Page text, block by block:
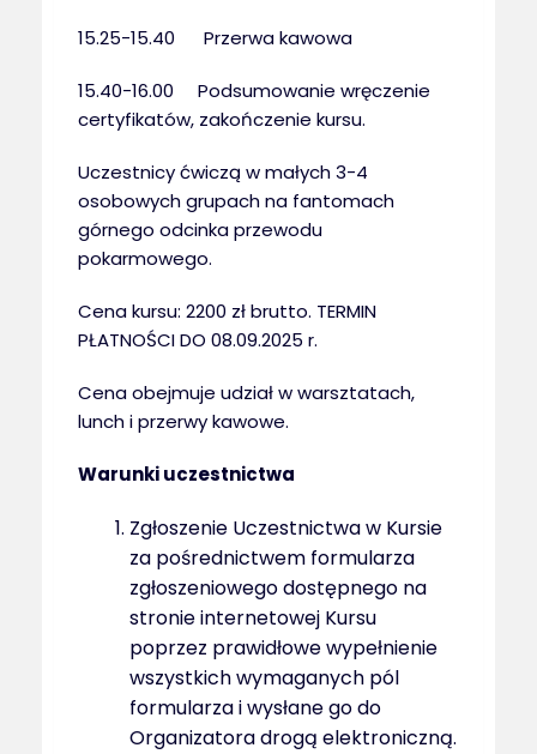
15.25-15.40 Przerwa kawowa
15.40-16.00 Podsumowanie wręczenie
certyfikatów, zakończenie kursu.
Uczestnicy ćwiczą w małych 3-4
osobowych grupach na fantomach
górnego odcinka przewodu
pokarmowego.
Cena kursu: 2200 zł brutto. TERMIN
PŁATNOŚCI DO 08.09.2025 r.
Cena obejmuje udział w warsztatach,
lunch i przerwy kawowe.
Warunki uczestnictwa
Zgłoszenie Uczestnictwa w Kursie
za pośrednictwem formularza
zgłoszeniowego dostępnego na
stronie internetowej Kursu
poprzez prawidłowe wypełnienie
wszystkich wymaganych pól
formularza i wysłane go do
Organizatora drogą elektroniczną.